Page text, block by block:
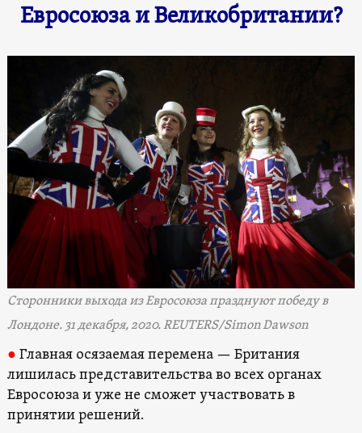
Евросоюза и Великобритании?
Сторонники выхода из Евросоюза празднуют победу в
Лондоне. 31 декабря, 2020. REUTERS/Simon Dawson
● Главная осязаемая перемена — Британия
лишилась представительства во всех органах
Евросоюза и уже не сможет участвовать в
принятии решений.